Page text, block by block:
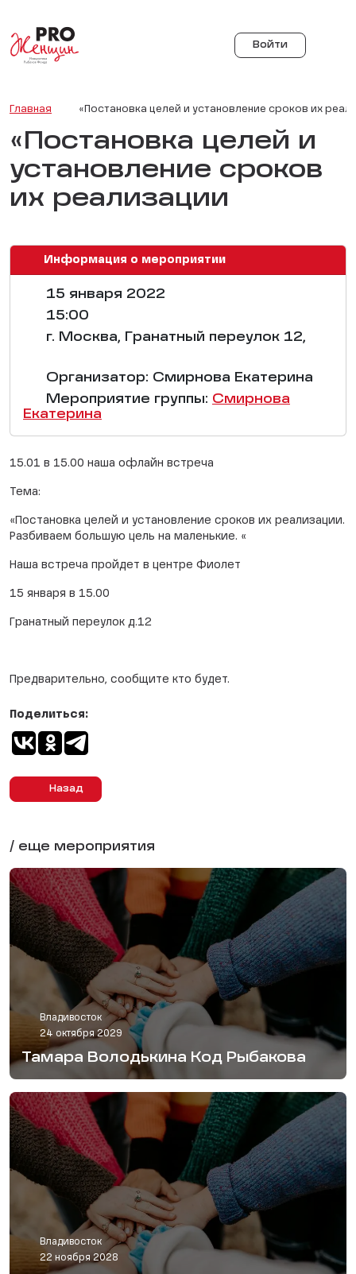
Войти
Главная «Постановка целей и установление сроков их
«Постановка целей и
установление сроков
их реализации
Информация о мероприятии
15 января 2022
15:00
г. Москва, Гранатный переулок 12,
Организатор: Смирнова Екатерина
Мероприятие группы: Смирнова
Екатерина
15.01 в 15.00 наша офлайн встреча
Тема:
«Постановка целей и установление сроков их реализации.
Разбиваем большую цель на маленькие. «
Наша встреча пройдет в центре Фиолет
15 января в 15.00
Гранатный переулок д.12
Предварительно, сообщите кто будет.
Назад
Поделиться:
/ еще мероприятия
Владивосток
24 октября 2029
Тамара Володькина Код Рыбакова
Владивосток
22 ноября 2028